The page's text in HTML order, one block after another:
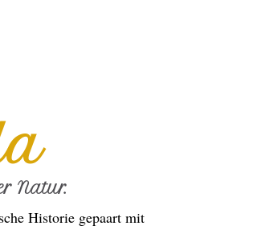
Natur.
Historie gepaart mit